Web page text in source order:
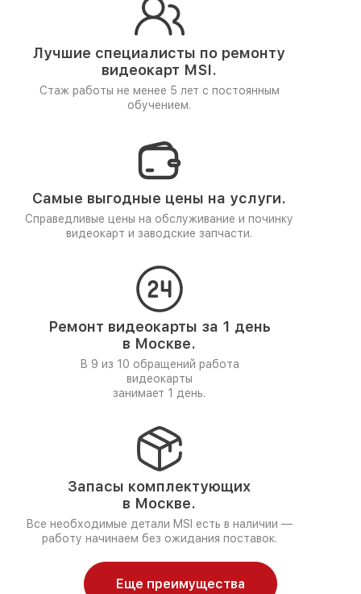
Лучшие специалисты по ремонту
видеокарт MSI.
Стаж работы не менее 5 лет с постоянным
обучением.
Самые выгодные цены на услуги.
Справедливые цены на обслуживание и починку
видеокарт и заводские запчасти.
Ремонт видеокарты за 1 день
в Москве.
В 9 из 10 обращений работа
видеокарты
занимает 1 день.
Запасы комплектующих
в Москве.
Все необходимые детали MSI есть в наличии —
работу начинаем без ожидания поставок.
Еще преимущества